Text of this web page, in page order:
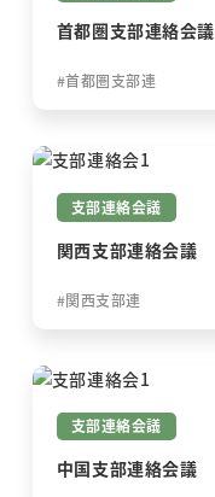
首都圏支部連絡会議
首都圏支部連
支部連絡会議
関西支部連絡会議
関西支部連
支部連絡会議
中国支部連絡会議